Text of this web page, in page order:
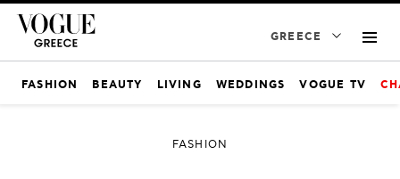
GREECE
FASHION BEAUTY LIVING WEDDINGS VOGUE TV
FASHION